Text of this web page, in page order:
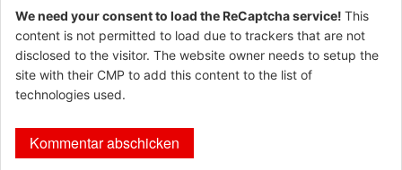
We need your consent to load the ReCaptcha service! This
content is not permitted to load due to trackers that are not
disclosed to the visitor. The website owner needs to setup the
site with their CMP to add this content to the list of
technologies used.